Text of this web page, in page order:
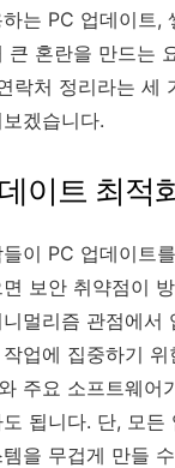
는 PC 업데이트,
큰 혼란을 만드는
락처 정리라는 세
겠습니다.
이트 최적
이 PC 업데이트
보안 취약점이
멀리즘 관점에서
업에 집중하기
주요 소프트웨어
됩니다. 단, 모
템을 무겁게 만들